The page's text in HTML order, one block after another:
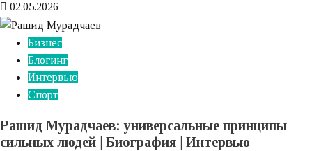
02.05.2026
Бизнес
Блогинг
Интервью
Спорт
Рашид Мурадчаев: универсальные принципы
сильных людей | Биография | Интервью